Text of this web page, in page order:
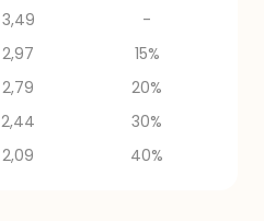
3,49
-
2,97
15%
2,79
20%
2,44
30%
2,09 40%